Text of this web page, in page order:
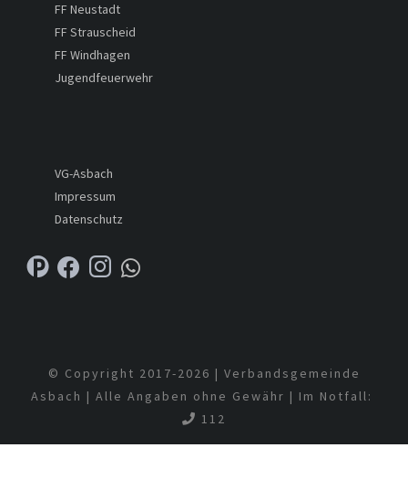
FF Neustadt
FF Strauscheid
FF Windhagen
Jugendfeuerwehr
VG-Asbach
Impressum
Datenschutz
© Copyright 2017-2026 | Verbandsgemeinde
Asbach | Alle Angaben ohne Gewähr | Im Notfall:
112